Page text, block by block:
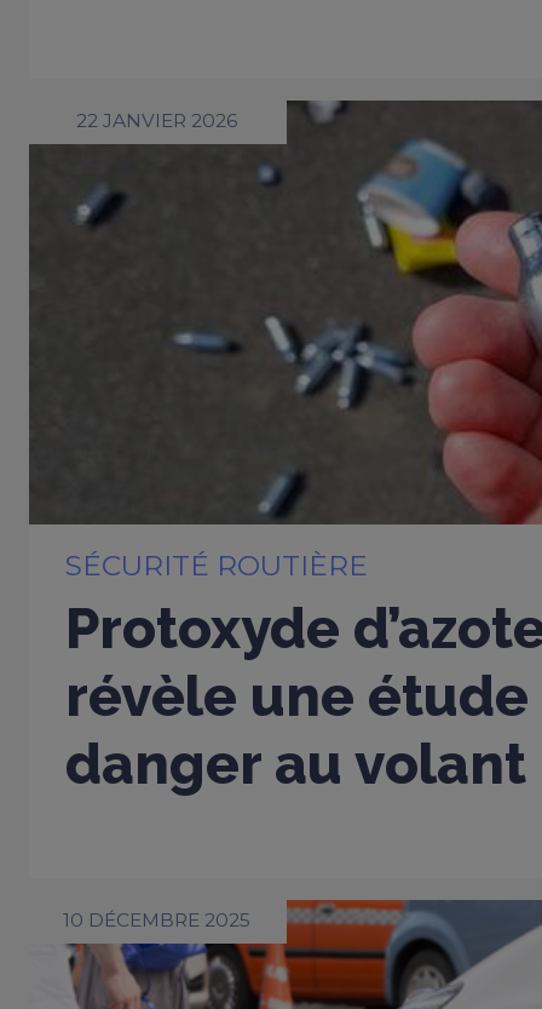
22 JANVIER 2026
SÉCURITÉ ROUTIÈRE
Protoxyde
révèle une étude
danger au volant
10 DÉCEMBRE 2025